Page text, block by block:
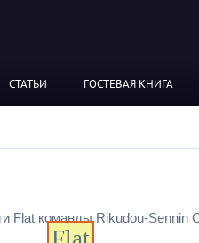
СТАТЬИ ГОСТЕВАЯ КНИГА